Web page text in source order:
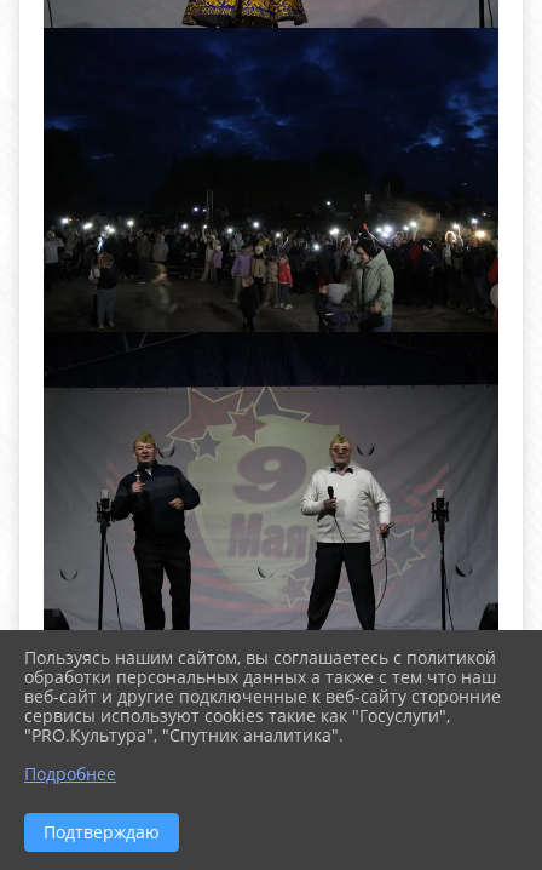
Пользуясь нашим сайтом, вы соглашаетесь с политикой
обработки персональных данных а также с тем что наш
веб-сайт и другие подключенные к веб-сайту сторонние
сервисы используют cookies такие как "Госуслуги",
"PRO.Культура", "Спутник аналитика".
Подробнее
Подтверждаю